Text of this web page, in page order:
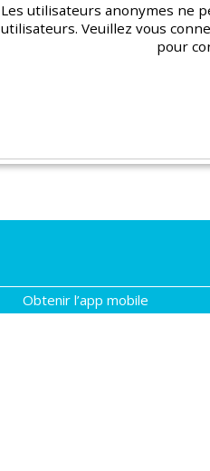
Les utilisateurs anonymes ne
utilisateurs. Veuillez vous
pour
Obtenir l’app mobile